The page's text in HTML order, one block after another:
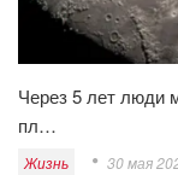
Через 5 лет люди
пл…
Жизнь 30 мая